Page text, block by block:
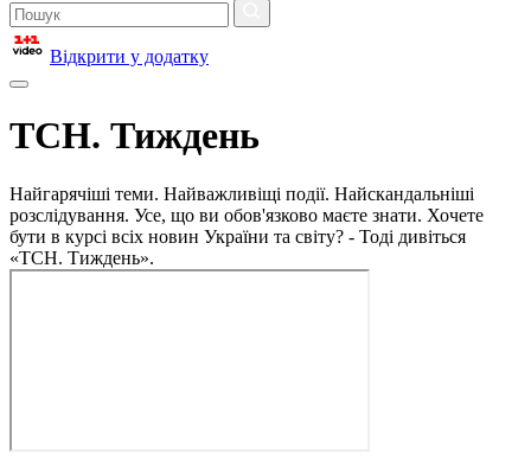
Відкрити у додатку
ТСН. Тиждень
Найгарячіші теми. Найважливіщі події. Найскандальніші
розслідування. Усе, що ви обов'язково маєте знати. Хочете
бути в курсі всіх новин України та світу? - Тоді дивіться
«ТСН. Тиждень».